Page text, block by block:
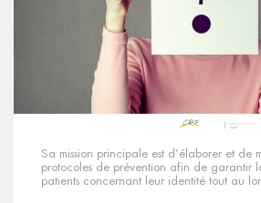
Sa mission principale est d’élaborer et de
protocoles de prévention afin de garantir
patients concernant leur identité tout au